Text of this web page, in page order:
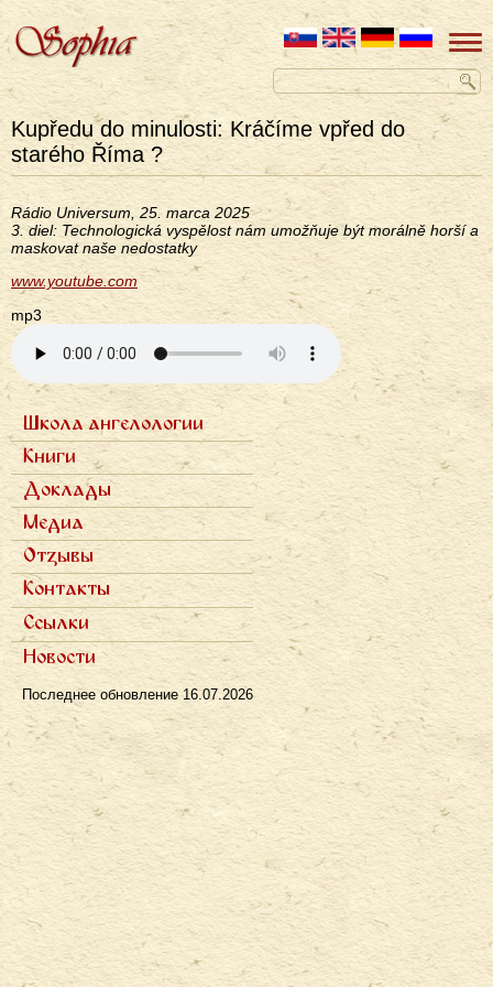
Kupředu do minulosti: Kráčíme vpřed do
starého Říma ?
Rádio Universum, 25. marca 2025
3. diel: Technologická vyspělost nám umožňuje být morálně horší a
maskovat naše nedostatky
www.youtube.com
mp3
Primárne
odkazy
ru
Школа ангелологии
Семь ступеней
Фотогалерея
Книги
Семь архангелов
Доклады
Записи докладов
Медиа
Научные статьи
Популярные статьи
Интервью в прессе
Телевидение
Отзывы
Полемика
Рецензии
Контакты
Ссылки
Новости
Последнее обновление 16.07.2026